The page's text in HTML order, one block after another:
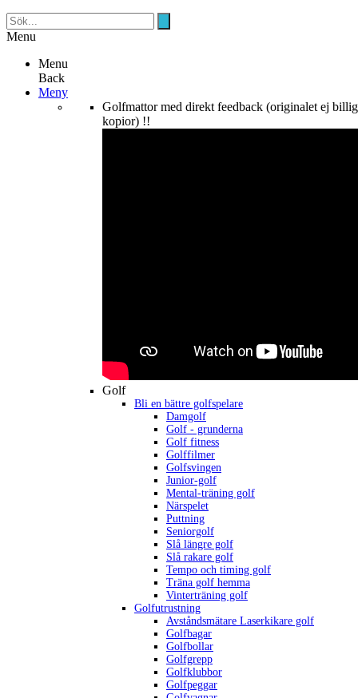
Menu
Menu
Back
Meny
Golfmattor med direkt feedback (originalet ej
kopior) !!
Golf
Bli en bättre golfspelare
Damgolf
Golf - grunderna
Golf fitness
Golffilmer
Golfsvingen
Junior-golf
Mental-träning golf
Närspelet
Puttning
Seniorgolf
Slå längre golf
Slå rakare golf
Tempo och timing golf
Träna golf hemma
Vinterträning golf
Golfutrustning
Avståndsmätare Laserkikare golf
Golfbagar
Golfbollar
Golfgrepp
Golfklubbor
Golfpeggar